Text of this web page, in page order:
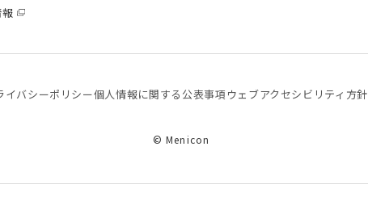
イバシーポリシー個⼈情報に関する公表事項 ウェブアクセシビリティ方針
© Menicon